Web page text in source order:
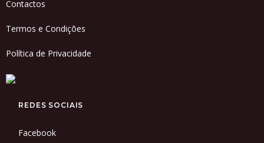
Contactos
Termos e Condições
Política de Privacidade
REDES SOCIAIS
Facebook